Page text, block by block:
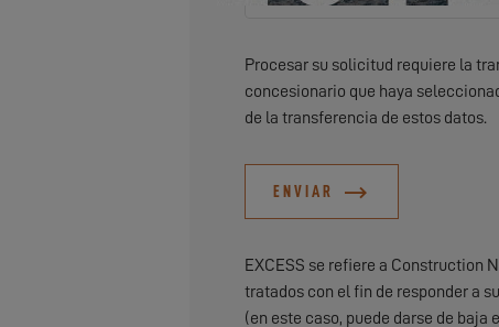
Procesar su solicitud requiere la
concesionario que haya
de la transferencia de estos datos.
ENVIAR
EXCESS se refiere a Construction
tratados con el fin de responder a
(en este caso, puede darse de